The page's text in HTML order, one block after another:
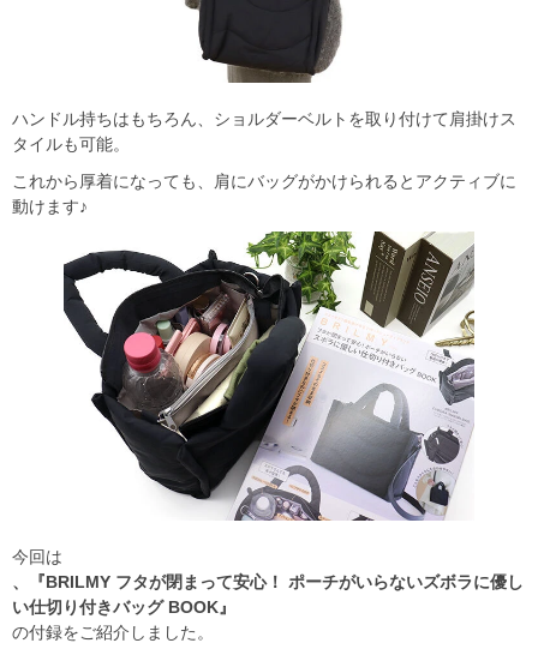
ハンドル持ちはもちろん、ショルダーベルトを取り付けて肩掛けス
タイルも可能。
これから厚着になっても、肩にバッグがかけられるとアクティブに
動けます♪
今回は
、『BRILMY フタが閉まって安心！ ポーチがいらないズボラに優し
い仕切り付きバッグ BOOK』
の付録をご紹介しました。